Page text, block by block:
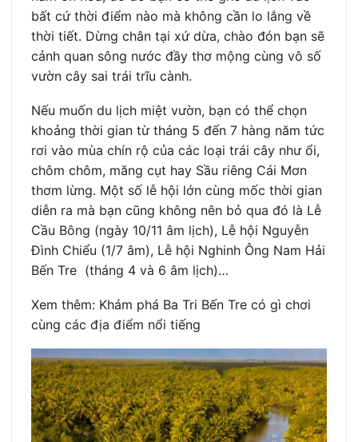
bất cứ thời điểm nào mà không cần lo lắng về
thời tiết. Dừng chân tại xứ dừa, chào đón bạn sẽ
cảnh quan sông nước đầy thơ mộng cùng vô số
vườn cây sai trái trĩu cành.
Nếu muốn du lịch miệt vườn, bạn có thể chọn
khoảng thời gian từ tháng 5 đến 7 hàng năm tức
rơi vào mùa chín rộ của các loại trái cây như ổi,
chôm chôm, măng cụt hay Sầu riêng Cái Mơn
thơm lừng. Một số lễ hội lớn cùng mốc thời gian
diễn ra mà bạn cũng không nên bỏ qua đó là Lễ
Cầu Bông (ngày 10/11 âm lịch), Lễ hội Nguyễn
Đình Chiểu (1/7 âm), Lễ hội Nghinh Ông Nam Hải
Bến Tre (tháng 4 và 6 âm lịch)…
Xem thêm: Khám phá Ba Tri Bến Tre có gì chơi
cùng các địa điểm nổi tiếng